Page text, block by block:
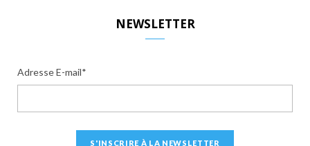
NEWSLETTER
Adresse E-mail*